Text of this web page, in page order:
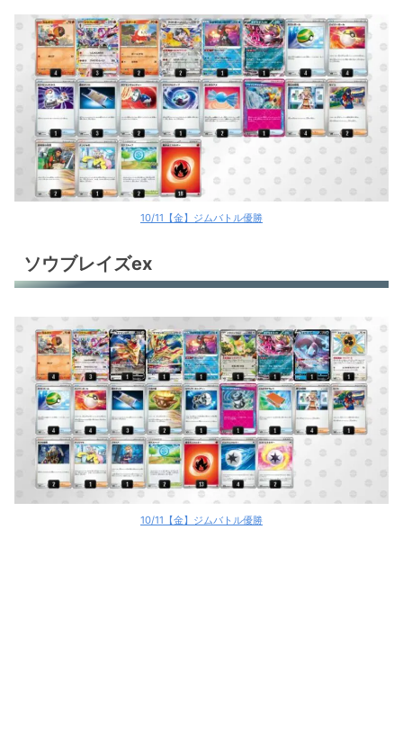
10/11【金】ジムバトル優勝
ソウブレイズex
10/11【金】ジムバトル優勝